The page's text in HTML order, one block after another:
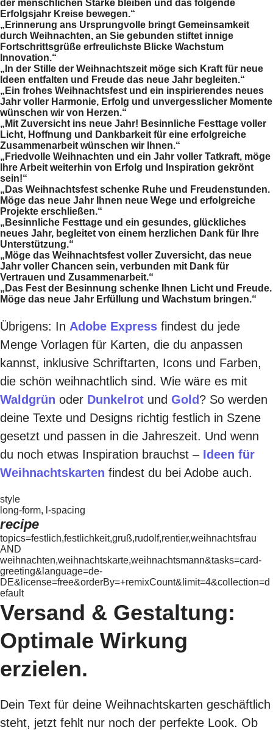
der menschlichen Stärke bleiben und das folgende
Erfolgsjahr Kreise bewegen.“
„Erinnerung ans Ursprungvolle bringt Gemeinsamkeit
durch Weihnachten, an Sie gebunden stiftet innige
Fortschrittsgrüße erfreulichste Blicke Wachstum
Innovation.“
„In der Stille der Weihnachtszeit möge sich Kraft für neue
Ideen entfalten und Freude das neue Jahr begleiten.“
„Ein frohes Weihnachtsfest und ein inspirierendes neues
Jahr voller Harmonie, Erfolg und unvergesslicher Momente
wünschen wir von Herzen.“
„Mit Zuversicht ins neue Jahr! Besinnliche Festtage voller
Licht, Hoffnung und Dankbarkeit für eine erfolgreiche
Zusammenarbeit wünschen wir Ihnen.“
„Friedvolle Weihnachten und ein Jahr voller Tatkraft, möge
Ihre Arbeit weiterhin von Erfolg und Inspiration gekrönt
sein!“
„Das Weihnachtsfest schenke Ruhe und Freudenstunden.
Möge das neue Jahr Ihnen neue Wege und erfolgreiche
Projekte erschließen.“
„Besinnliche Festtage und ein gesundes, glückliches
neues Jahr, begleitet von einem herzlichen Dank für Ihre
Unterstützung.“
„Möge das Weihnachtsfest voller Zuversicht, das neue
Jahr voller Chancen sein, verbunden mit Dank für
Vertrauen und Zusammenarbeit.“
„Das Fest der Besinnung schenke Ihnen Licht und Freude.
Möge das neue Jahr Erfüllung und Wachstum bringen.“
Übrigens: In Adobe Express findest du jede
Menge Vorlagen für Karten, die du anpassen
kannst, inklusive Schriftarten, Icons und Farben,
die schön weihnachtlich sind. Wie wäre es mit
Waldgrün oder Dunkelrot und Gold? So werden
deine Texte und Designs richtig festlich in Szene
gesetzt und passen in die Jahreszeit. Und wenn
du noch etwas Inspiration brauchst – Ideen für
Weihnachtskarten findest du bei Adobe auch.
style
long-form, l-spacing
recipe
topics=festlich,festlichkeit,gruß,rudolf,rentier,weihnachtsfrau
AND
weihnachten,weihnachtskarte,weihnachtsmann&tasks=card-
greeting&language=de-
DE&license=free&orderBy=+remixCount&limit=4&collection=d
efault
Versand & Gestaltung:
Optimale Wirkung
erzielen.
Dein Text für deine Weihnachtskarten geschäftlich
steht, jetzt fehlt nur noch der perfekte Look. Ob